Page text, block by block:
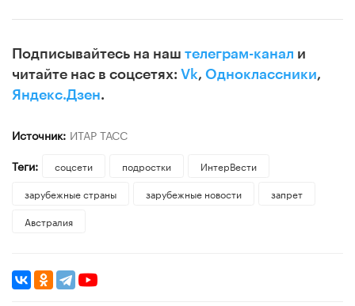
Подписывайтесь на наш телеграм-канал и
читайте нас в соцсетях: Vk, Одноклассники,
Яндекс.Дзен.
Источник: ИТАР ТАСС
Теги:
соцсети подростки
ИнтерВести
зарубежные страны
зарубежные новости
запрет
Австралия